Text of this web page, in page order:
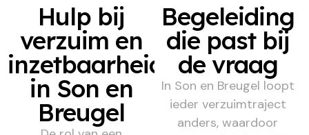
Hulp bij
verzuim en
inzetbaarheid
in Son en
Breugel
Begeleiding
die past bij
de vraag
In Son en Breugel loopt
ieder verzuimtraject
anders, waardoor